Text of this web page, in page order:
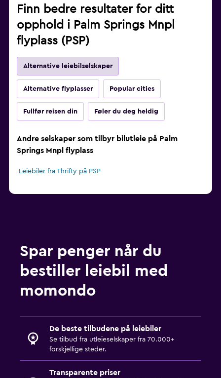
Finn bedre resultater for ditt
opphold i Palm Springs Mnpl
flyplass (PSP)
Alternative leiebilselskaper
Alternative flyplasser Popular cities
Fullfør reisen din Føler du deg heldig
Andre selskaper som tilbyr bilutleie på Palm
Springs Mnpl flyplass
Leiebiler fra Thrifty på PSP
Spar penger når du
bestiller leiebil med
momondo
De beste tilbudene på leiebiler
Se tilbud fra utleieselskaper fra 70.000+
forskjellige steder.
Transparente priser